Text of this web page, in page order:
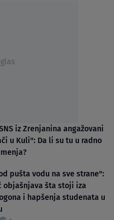
iz Zrenjanina angažovani
u Kuli": Da li su tu u radno
pušta vodu na sve strane":
objašnjava šta stoji iza
i hapšenja studenata u